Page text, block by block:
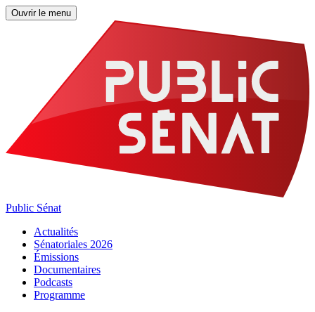
Ouvrir le menu
Public Sénat
Actualités
Sénatoriales 2026
Émissions
Documentaires
Podcasts
Programme